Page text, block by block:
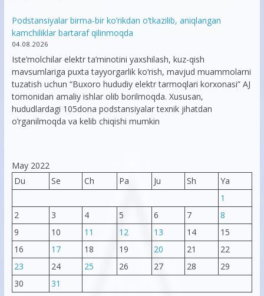
Podstansiyalar birma-bir ko’rikdan o’tkazilib, aniqlangan
kamchiliklar bartaraf qilinmoqda
04.08.2026
Iste’molchilar elektr ta’minotini yaxshilash, kuz-qish
mavsumlariga puxta tayyorgarlik ko‘rish, mavjud muammolarni
tuzatish uchun “Buxoro hududiy elektr tarmoqlari korxonasi” AJ
tomonidan amaliy ishlar olib borilmoqda. Xususan,
hududlardagi 105dona podstansiyalar texnik jihatdan
o’rganilmoqda va kelib chiqishi mumkin
May 2022
Du
Se Ch Pa Ju Sh
Ya
1
2
3 4 5 6 7
8
9
10 11 12 13 14
15
16
17 18 19 20 21
22
23
24 25 26 27 28
29
30
31